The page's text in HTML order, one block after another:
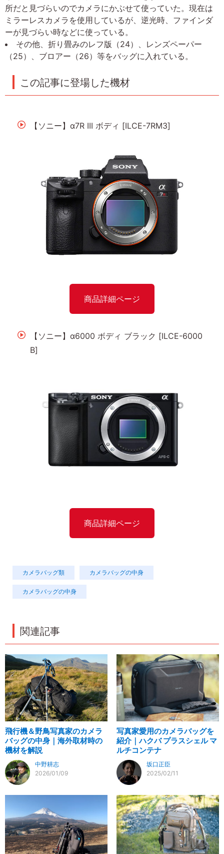
所だと見づらいのでカメラにかぶせて使っていた。現在は
ミラーレスカメラを使用しているが、逆光時、ファインダ
ーが見づらい時などに使っている。
その他、折り畳みのレフ版（24）、レンズペーパー
（25）、ブロアー（26）等をバッグに入れている。
この記事に登場した機材
【ソニー】α7R III ボディ [ILCE-7RM3]
商品詳細ページ
【ソニー】α6000 ボディ ブラック [ILCE-6000
B]
商品詳細ページ
カメラバッグ類 カメラバッグの中身
カメラバッグの中身
関連記事
飛行機＆野鳥写真家のカメラ
バッグの中身｜海外取材時の
機材を解説
中野耕志
2026/01/09
写真家愛用のカメラバッグを
紹介｜ハクバ プラスシェル マ
ルチコンテナ
坂口正臣
2025/02/11